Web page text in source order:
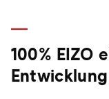
100% EIZO
Entwicklung